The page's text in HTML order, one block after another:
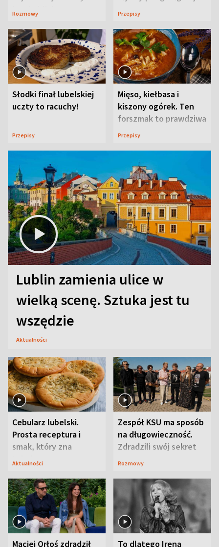
ją w Lublinie
Rozmowy Przepisy
Słodki finał lubelskiej
uczty to racuchy!
Przepisy
Mięso, kiełbasa i
kiszony ogórek. Ten
forszmak to prawdziwa
uczta
Przepisy
Lublin zamienia ulice w
wielką scenę. Sztuka jest tu
wszędzie
Aktualności
Cebularz lubelski.
Prosta receptura i
smak, który zna
Lubelszczyzna
Aktualności
Zespół KSU ma sposób
na długowieczność.
Zdradzili swój sekret
Rozmowy
Maciej Orłoś zdradził
To dlatego Irena